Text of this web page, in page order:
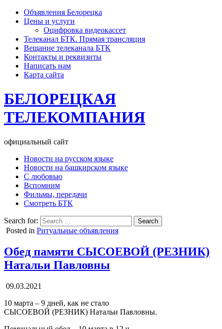
Объявления Белорецка
Цены и услуги
Оцифровка видеокассет
Телеканал БТК. Прямая трансляция
Вещание телеканала БТК
Контакты и реквизиты
Написать нам
Карта сайта
БЕЛОРЕЦКАЯ
ТЕЛЕКОМПАНИЯ
официальный сайт
Новости на русском языке
Новости на башкирском языке
С любовью
Вспомним
Фильмы, передачи
Смотреть БТК
Search for:
Posted in Ритуальные объявления
Обед памяти СЫСОЕВОЙ (РЕЗНИК)
Натальи Павловны
09.03.2021
10 марта – 9 дней, как не стало
СЫСОЕВОЙ (РЕЗНИК) Натальи Павловны.